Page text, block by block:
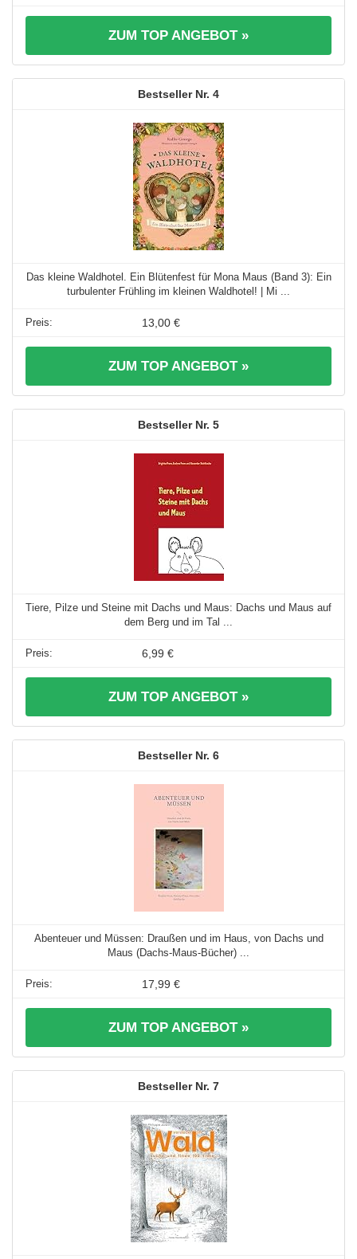
ZUM TOP ANGEBOT »
4
Das kleine Waldhotel. Ein Blütenfest für Mona Maus (Band 3): Ein
turbulenter Frühling im kleinen Waldhotel! | Mi ...
13,00 €
ZUM TOP ANGEBOT »
5
Tiere, Pilze und Steine mit Dachs und Maus: Dachs und Maus auf
dem Berg und im Tal ...
6,99 €
ZUM TOP ANGEBOT »
6
Abenteuer und Müssen: Draußen und im Haus, von Dachs und
Maus (Dachs-Maus-Bücher) ...
17,99 €
ZUM TOP ANGEBOT »
7